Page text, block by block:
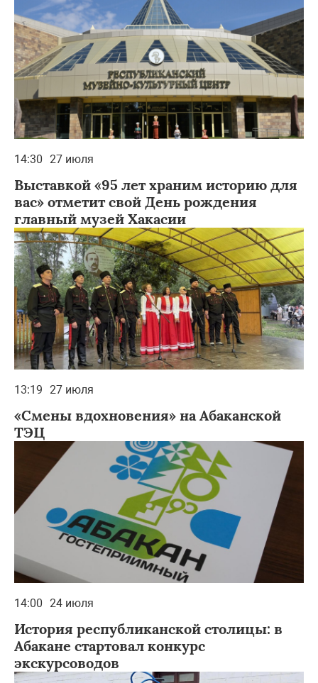
14:30 27 июля
Выставкой «95 лет храним историю для
вас» отметит свой День рождения
главный музей Хакасии
13:19 27 июля
«Смены вдохновения» на Абаканской
ТЭЦ
14:00 24 июля
История республиканской столицы: в
Абакане стартовал конкурс
экскурсоводов